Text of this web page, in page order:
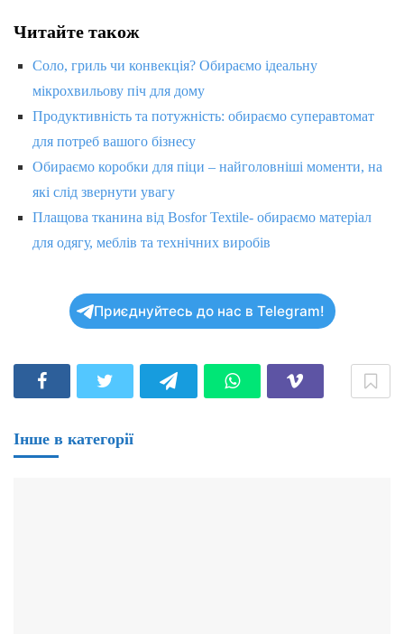
Читайте також
Соло, гриль чи конвекція? Обираємо ідеальну
мікрохвильову піч для дому
Продуктивність та потужність: обираємо суперавтомат
для потреб вашого бізнесу
Обираємо коробки для піци – найголовніші моменти, на
які слід звернути увагу
Плащова тканина від Bosfor Textile- обираємо матеріал
для одягу, меблів та технічних виробів
Приєднуйтесь до нас в Telegram!
Інше в категорії